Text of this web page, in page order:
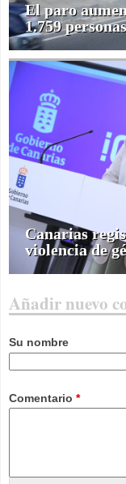
El paro
1.759
Canarias
violencia de
Añadir nuevo
Su nombre
Comentario *